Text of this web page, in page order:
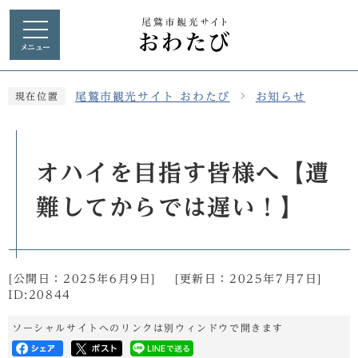
メニュー
現在位置 尾鷲市観光サイト おわたび お知らせ
オハイを目指す皆様へ【遭
難してからでは遅い！】
[公開日： 2025年6月9日] [更新日： 2025年7月7日]
ID:20844
ソーシャルサイトへのリンクは別ウィンドウで開きます